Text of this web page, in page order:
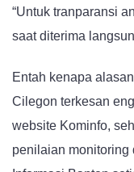
“Untuk tranparansi
saat diterima
Entah kenapa
Cilegon terkesan
website Kominfo,
penilaian monitoring